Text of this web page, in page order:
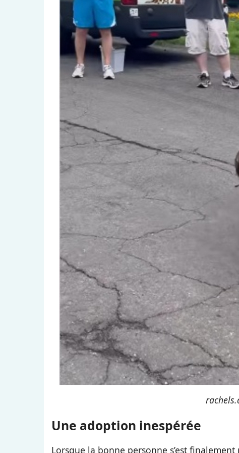
Une adoption inespérée
Lorsque la bonne personne s’est